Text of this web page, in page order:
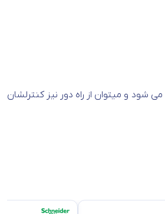
شود و میتوان از راه دور نیز کنترلشان